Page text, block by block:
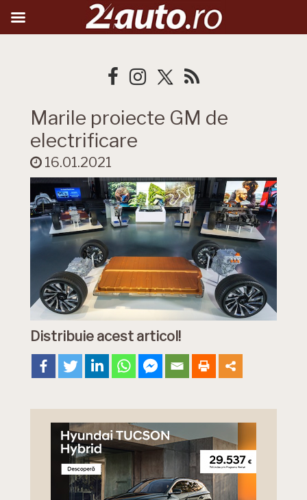
Marile proiecte GM de
electrificare
16.01.2021
Distribuie acest articol!